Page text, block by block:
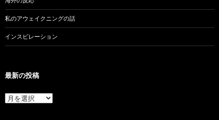
私のアウェイクニングの話
インスピレーション
最新の投稿
最
新